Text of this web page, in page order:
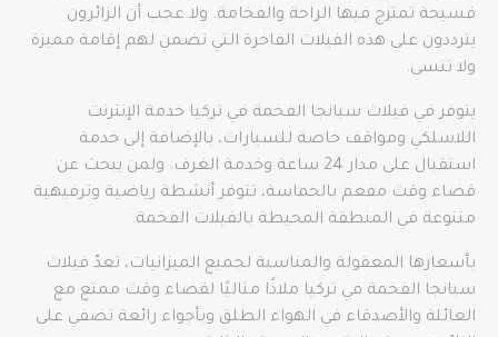
فسيحة تمتزج فيها الراحة والفخامة. ولا عجب أن الزائرون
يترددون على هذه الفيلات الفاخرة التي تضمن لهم إقامة مميزة
ولا تنسى.
يتوفر في فيلات سبانجا الفخمة في تركيا خدمة الإنترنت
اللاسلكي ومواقف خاصة للسيارات، بالإضافة إلى خدمة
استقبال على مدار 24 ساعة وخدمة الغرف. ولمن يبحث عن
قضاء وقت مفعم بالحماسة، تتوفر أنشطة رياضية وترفيهية
متنوعة في المنطقة المحيطة بالفيلات الفخمة.
بأسعارها المعقولة والمناسبة لجميع الميزانيات، تعدّ فيلات
سبانجا الفخمة في تركيا ملاذًا مثاليًا لقضاء وقت ممتع مع
العائلة والأصدقاء في الهواء الطلق وبأجواء رائعة تضفي على